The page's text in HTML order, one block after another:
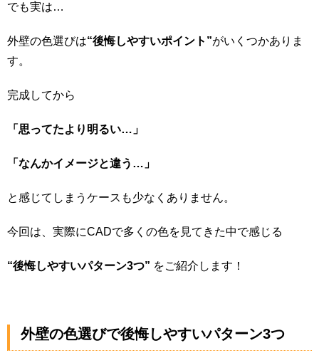
でも実は…
外壁の色選びは“後悔しやすいポイント”がいくつかありま
す。
完成してから
「思ってたより明るい…」
「なんかイメージと違う…」
と感じてしまうケースも少なくありません。
今回は、実際にCADで多くの色を見てきた中で感じる
“後悔しやすいパターン3つ” をご紹介します！
外壁の色選びで後悔しやすいパターン3つ